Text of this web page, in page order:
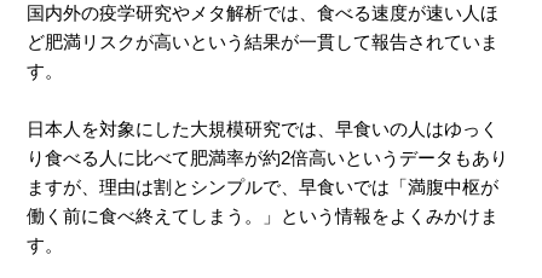
国内外の疫学研究やメタ解析では、食べる速度が速い人ほ
ど肥満リスクが高いという結果が一貫して報告されていま
す。
日本人を対象にした大規模研究では、早食いの人はゆっく
り食べる人に比べて肥満率が約2倍高いというデータもあり
ますが、理由は割とシンプルで、早食いでは「満腹中枢が
働く前に食べ終えてしまう。」という情報をよくみかけま
す。